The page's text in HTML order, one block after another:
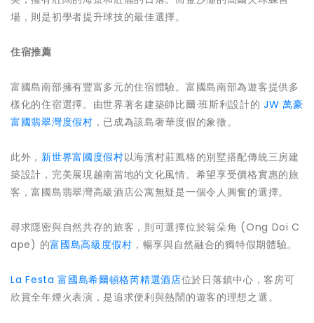
場，則是初學者提升球技的最佳選擇。
住宿推薦
富國島南部擁有豐富多元的住宿體驗。富國島南部為遊客提供多
樣化的住宿選擇。由世界著名建築師比爾·班斯利設計的JW 萬豪
富國翡翠灣度假村 ，已成為該島奢華度假的象徵。
此外， 新世界富國度假村以海濱村莊風格的別墅搭配傳統三房建
築設計，完美展現越南當地的文化風情。希望享受價格實惠的旅
客，富國島翡翠灣高級酒店公寓無疑是一個令人興奮的選擇。
尋求隱密與自然共存的旅客，則可選擇位於翁朵角 (Ong Doi C
ape) 的富國島高級度假村 ，暢享與自然融合的獨特假期體驗。
La Festa 富國島希爾頓格芮精選酒店位於日落鎮中心，客房可
欣賞全年煙火表演，是追求便利與熱鬧的遊客的理想之選。